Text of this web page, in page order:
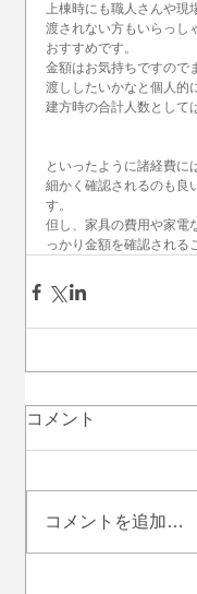
上棟時にも職人さんや現
渡されない方もいらっし
おすすめです。
金額はお気持ちですので
渡ししたいかなと個人的
建方時の合計人数として
といったように諸経費に
細かく確認されるのも良
す。
但し、家具の費用や家電
っかり金額を確認される
コメント
コメントを追加…